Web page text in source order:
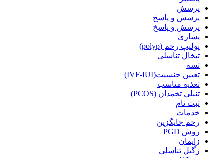
پرسش
پرسش و پاسخ
پرسش و پاسخ
پساری
پولیپ رحم (polyp)
تبخال تناسلی
تسه
تعیین جنسیت(IVF-IUI)
تغذیه مناسب
تنبلی تخمدان (PCOS)
ثبت نام
خدمات
رحم جایگزین
روش PGD
زایمان
زگیل تناسلی